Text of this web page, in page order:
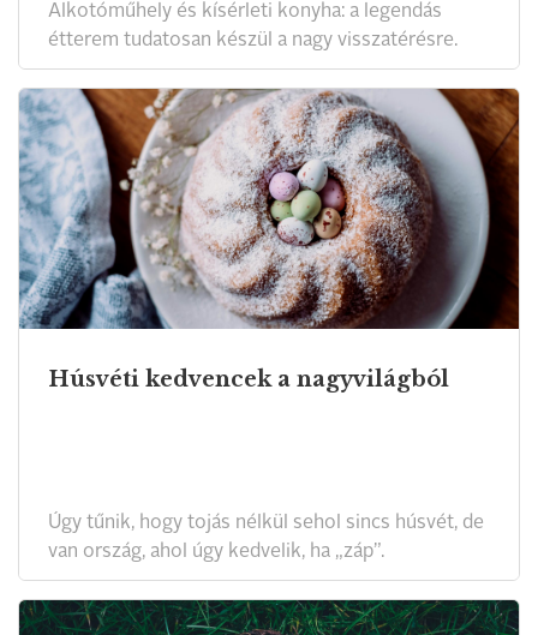
Alkotóműhely és kísérleti konyha: a legendás
étterem tudatosan készül a nagy visszatérésre.
Húsvéti kedvencek a nagyvilágból
Úgy tűnik, hogy tojás nélkül sehol sincs húsvét, de
van ország, ahol úgy kedvelik, ha „záp”.